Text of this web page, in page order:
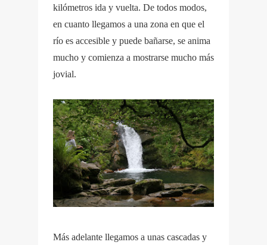
kilómetros ida y vuelta. De todos modos,
en cuanto llegamos a una zona en que el
río es accesible y puede bañarse, se anima
mucho y comienza a mostrarse mucho más
jovial.
Más adelante llegamos a unas cascadas y